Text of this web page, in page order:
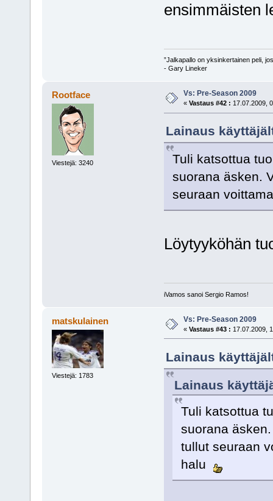
ensimmäisten
”Jalkapallo on yksinkertainen peli,
- Gary Lineker
Rootface
Viestejä: 3240
Vs: Pre-Season 2009
« Vastaus #42 : 17.07.2009,
Lainaus
Tuli katsottua
suorana äsken.
seuraan
Löytyyköhän
iVamos sanoi Sergio Ramos!
matskulainen
Viestejä: 1783
Vs: Pre-Season 2009
« Vastaus #43 : 17.07.2009,
Lainaus
Lainaus
Tuli katsottua
suorana
tullut seuraan
halu